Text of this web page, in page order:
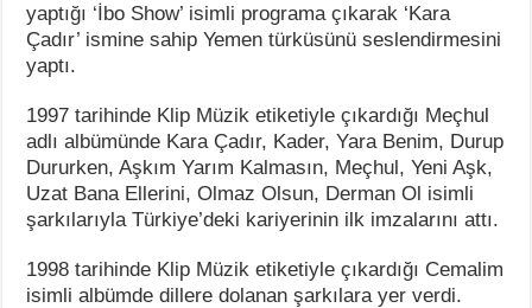
yaptığı ‘İbo Show’ isimli programa çıkarak ‘Kara
Çadır’ ismine sahip Yemen türküsünü seslendirmesini
yaptı.
1997 tarihinde Klip Müzik etiketiyle çıkardığı Meçhul
adlı albümünde Kara Çadır, Kader, Yara Benim, Durup
Dururken, Aşkım Yarım Kalmasın, Meçhul, Yeni Aşk,
Uzat Bana Ellerini, Olmaz Olsun, Derman Ol isimli
şarkılarıyla Türkiye’deki kariyerinin ilk imzalarını attı.
1998 tarihinde Klip Müzik etiketiyle çıkardığı Cemalim
isimli albümde dillere dolanan şarkılara yer verdi.